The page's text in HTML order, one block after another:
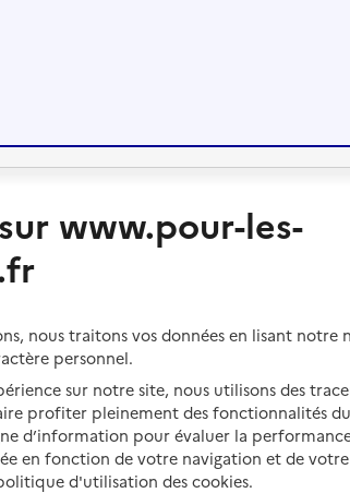
Vivre chez un proche
Vivre en accueil familial
Autres solutions de logement
Les
Aides
et soins
www.pour-les-
nous traitons vos données en lisant notre
personnel.
sur notre site, nous utilisons des
profiter pleinement des fonctionnalités
d’information pour évaluer la
en fonction de votre navigation et de
d'utilisation des cookies.